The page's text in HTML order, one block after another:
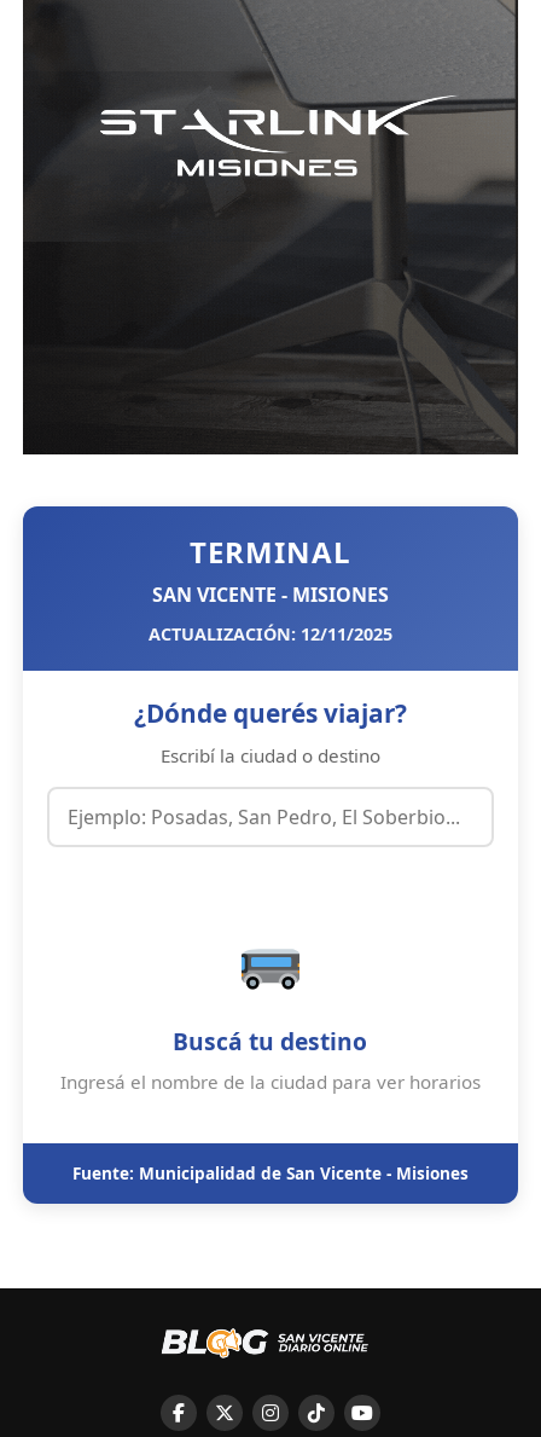
TERMINAL
SAN VICENTE - MISIONES
ACTUALIZACIÓN: 12/11/2025
¿Dónde querés viajar?
Escribí la ciudad o destino
Buscá tu destino
Ingresá el nombre de la ciudad para ver horarios
Fuente: Municipalidad de San Vicente - Misiones